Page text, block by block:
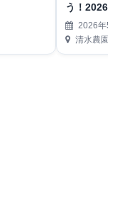
う！2026
2026年5
清水農園